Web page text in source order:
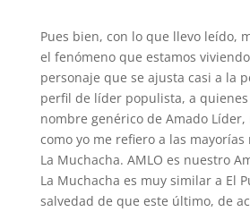
Pues bien, con lo que llevo leído,
el fenómeno que estamos
personaje que se ajusta casi a la
perfil de líder populista, a quienes
nombre genérico de Amado
como yo me refiero a las mayorías
La Muchacha. AMLO es nuestro
La Muchacha es muy similar a El
salvedad de que este último, de